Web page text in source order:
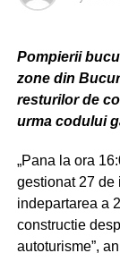
Pompierii
zone din
resturilor de
urma codului
„Pana la ora
gestionat 27 de
indepartarea a
constructie
autoturisme”,